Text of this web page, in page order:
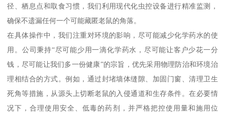
径、栖息点和取食习惯，我们利用现代化虫控设备进行精准监测，
确保不遗漏任何一个可能藏匿老鼠的角落。
在具体操作中，我们注重对环境的影响，尽可能减少化学药水的使
用。公司秉持“尽可能少用一滴化学药水，尽可能让客户少花一分
钱，尽可能让我们多一份健康”的宗旨，优先采用物理防治和环境治
理相结合的方式。例如，通过封堵墙体缝隙、加固门窗、清理卫生
死角等措施，从源头上切断老鼠的入侵通道和生存条件。在必要情
况下，合理使用安全、低毒的药剂，并严格把控使用量和施用位